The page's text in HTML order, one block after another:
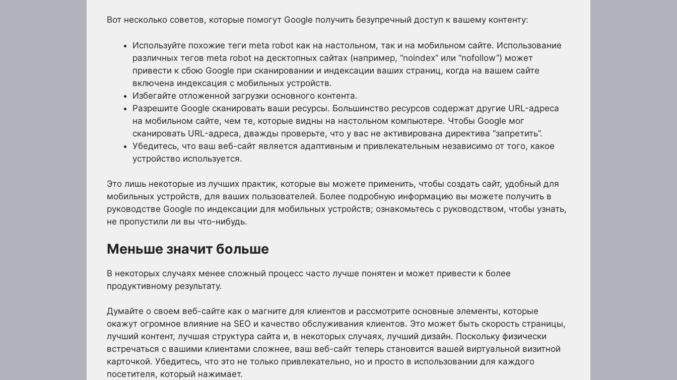
Вот несколько советов, которые помогут Google получить безупречный доступ к вашему контенту:
Используйте похожие теги meta robot как на настольном, так и на мобильном сайте. Использование
различных тегов meta robot на десктопных сайтах (например, “noindex” или “nofollow”) может
привести к сбою Google при сканировании и индексации ваших страниц, когда на вашем сайте
включена индексация с мобильных устройств.
Избегайте отложенной загрузки основного контента.
Разрешите Google сканировать ваши ресурсы. Большинство ресурсов содержат другие URL-адреса
на мобильном сайте, чем те, которые видны на настольном компьютере. Чтобы Google мог
сканировать URL-адреса, дважды проверьте, что у вас не активирована директива “запретить”.
Убедитесь, что ваш веб-сайт является адаптивным и привлекательным независимо от того, какое
устройство используется.
Это лишь некоторые из лучших практик, которые вы можете применить, чтобы создать сайт, удобный для
мобильных устройств, для ваших пользователей. Более подробную информацию вы можете получить в
руководстве Google по индексации для мобильных устройств; ознакомьтесь с руководством, чтобы узнать,
не пропустили ли вы что-нибудь.
Меньше значит больше
В некоторых случаях менее сложный процесс часто лучше понятен и может привести к более
продуктивному результату.
Думайте о своем веб-сайте как о магните для клиентов и рассмотрите основные элементы, которые
окажут огромное влияние на SEO и качество обслуживания клиентов. Это может быть скорость страницы,
лучший контент, лучшая структура сайта и, в некоторых случаях, лучший дизайн. Поскольку физически
встречаться с вашими клиентами сложнее, ваш веб-сайт теперь становится вашей виртуальной визитной
карточкой. Убедитесь, что это не только привлекательно, но и просто в использовании для каждого
посетителя, который нажимает.